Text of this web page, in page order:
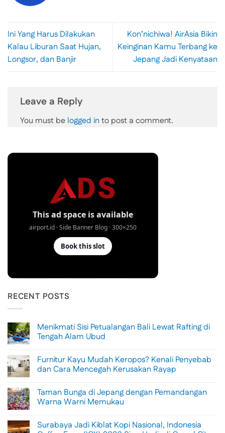
Ini Yang Harus Dilakukan
Kalau Liburan Saat Hujan,
Longsor, dan Banjir
Kon’nichiwa! AirAsia Bikin
Keinginan Kamu Terbang ke
Jepang Jadi Kenyataan
Leave a Reply
You must be logged in to post a comment.
RECENT POSTS
Menikmati Sisi Petualangan Bali Lewat Rafting di
Tengah Alam Ubud
on
Menikmati
Sisi
Lewat
Rafting
di
Ubud
Furnitur Kayu Mudah Keropos? Kenali Penyebab
dan Cara Mencegah Kerusakan Rayap
on
Furnitur
Kayu
Kenali
Taman Bunga di Jepang dengan Pemandangan
Warna Warni Memukau
on
Surabaya Jadi Kiblat Kopi Nasional, Indonesia